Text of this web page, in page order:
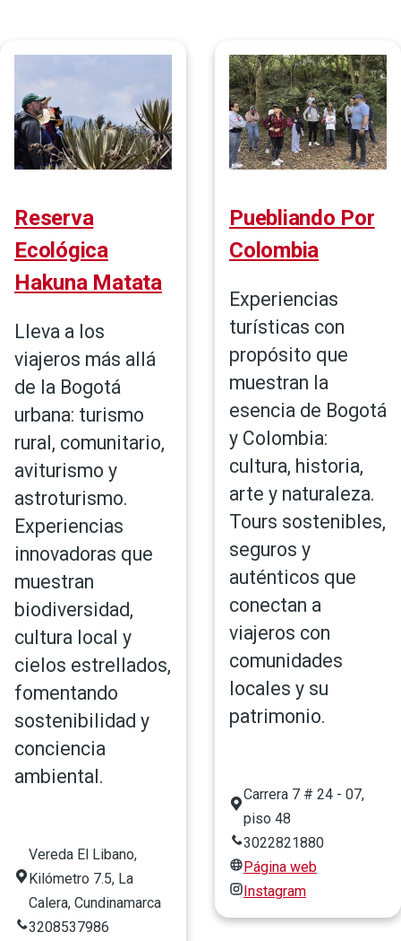
Reserva
Ecológica
Hakuna Matata
Lleva a los
viajeros más allá
de la Bogotá
urbana: turismo
rural, comunitario,
aviturismo y
astroturismo.
Experiencias
innovadoras que
muestran
biodiversidad,
cultura local y
cielos estrellados,
fomentando
sostenibilidad y
conciencia
ambiental.
Vereda El Libano,
Kilómetro 7.5, La
Calera, Cundinamarca
3208537986
Puebliando Por
Colombia
Experiencias
turísticas con
propósito que
muestran la
esencia de Bogotá
y Colombia:
cultura, historia,
arte y naturaleza.
Tours sostenibles,
seguros y
auténticos que
conectan a
viajeros con
comunidades
locales y su
patrimonio.
Carrera 7 # 24 - 07,
piso 48
3022821880
Página web
Instagram